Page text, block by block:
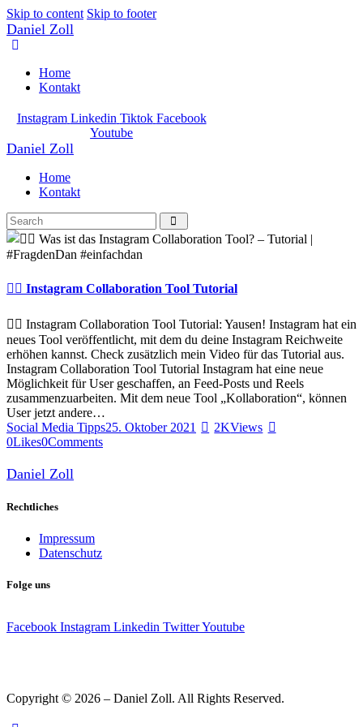
Skip to content Skip to footer
Daniel Zoll
Home
Kontakt
Instagram Linkedin Tiktok Facebook
Youtube
Daniel Zoll
Home
Kontakt
👯‍♂️ Instagram Collaboration Tool Tutorial
👯‍♂️ Instagram Collaboration Tool Tutorial: Yausen! Instagram hat ein
neues Tool veröffentlicht, mit dem du deine Instagram Reichweite
erhöhen kannst. Check zusätzlich mein Video für das Tutorial aus.
Instagram Collaboration Tool Tutorial Instagram hat eine neue
Möglichkeit für User geschaffen, an Feed-Posts und Reels
zusammenzuarbeiten. Mit dem neue Tool „Kollaboration“, können
User jetzt andere…
Social Media Tipps25. Oktober 2021 2KViews
0Likes0Comments
Daniel Zoll
Rechtliches
Impressum
Datenschutz
Folge uns
Facebook Instagram Linkedin TwitterYoutube
Copyright © 2026 – Daniel Zoll. All Rights Reserved.